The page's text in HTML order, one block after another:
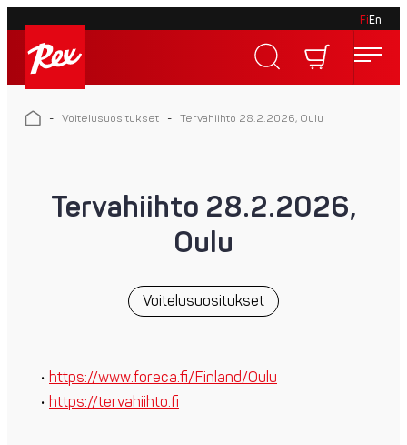
Skip
content
FiEn
Rex
- Voitelusuositukset - Tervahiihto 28.2.2026, Oulu
Tervahiihto 28.2.2026,
Oulu
Voitelusuositukset
https://www.foreca.fi/Finland/Oulu
https://tervahiihto.fi